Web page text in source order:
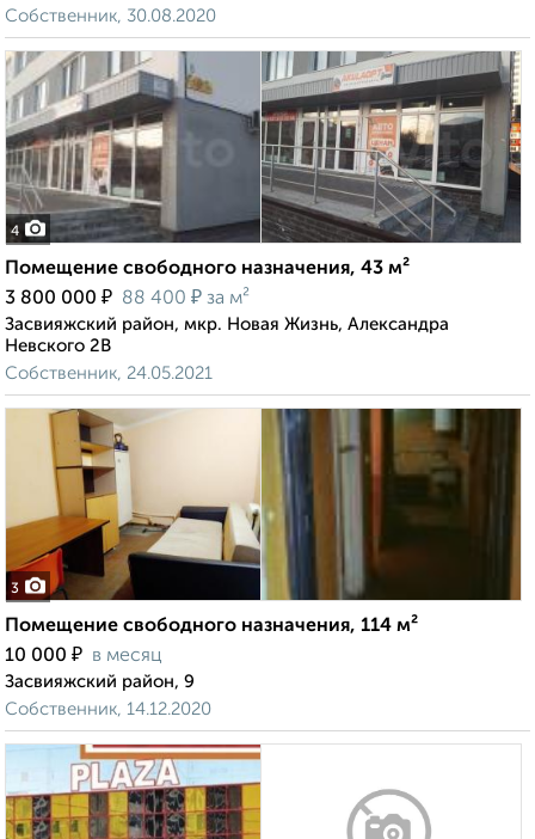
Собственник, 30.08.2020
4
Помещение свободного назначения, 43 м²
3 800 000 ₽ 88 400 ₽ за м²
Засвияжский район, мкр. Новая Жизнь, Александра
Невского 2В
Собственник, 24.05.2021
3
Помещение свободного назначения, 114 м²
10 000 ₽ в месяц
Засвияжский район, 9
Собственник, 14.12.2020